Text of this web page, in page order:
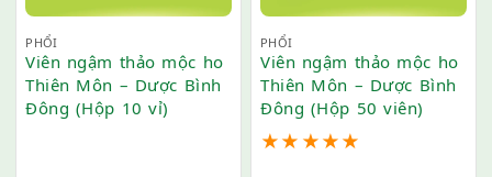
PHỔI
Viên ngậm thảo mộc ho
Thiên Môn – Dược Bình
Đông (Hộp 10 vỉ)
PHỔI
Viên ngậm thảo mộc ho
Thiên Môn – Dược Bình
Đông (Hộp 50 viên)
★★ ★★★